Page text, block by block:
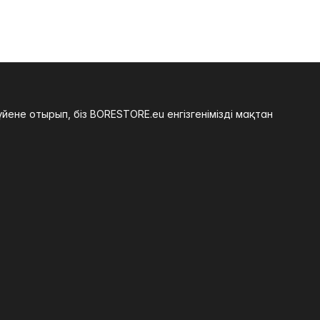
біз BORESTORE.eu енгізгенімізді мақтан